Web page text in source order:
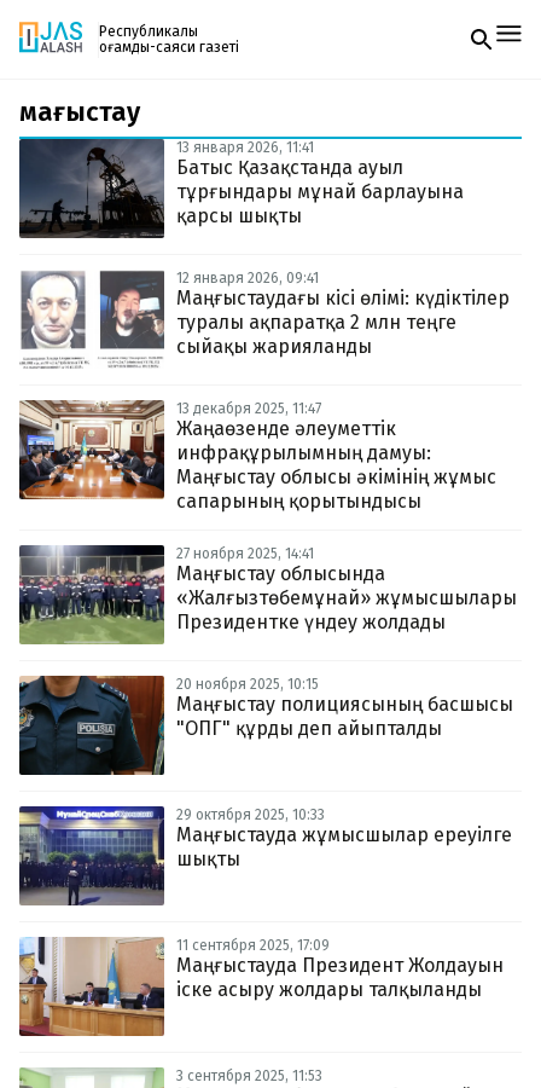
Республикалық
қоғамдық-саяси газеті
Жаңалықтар
Спорт
Руханият
Аймақ
Архив
Заң және тәртіп
Редакциямен байланыс
+7 708 604 51 06
Жарнама бөлімі
Пошта
zhasalash100@gmail.com
Газетке жазылу
PDF форматтағы газетті ай сайын электронды
поштаңызға алып отырыңыз. Жаңа нөмір
шыққан сәтте сізге бірден жіберіледі. Тек email
маңғыстау
13 января 2026, 11:41
Батыс Қазақстанда ауыл
тұрғындары мұнай барлауына
қарсы шықты
12 января 2026, 09:41
Маңғыстаудағы кісі өлімі: күдіктілер
туралы ақпаратқа 2 млн теңге
сыйақы жарияланды
13 декабря 2025, 11:47
Жаңаөзенде әлеуметтік
инфрақұрылымның дамуы:
Маңғыстау облысы әкімінің жұмыс
сапарының қорытындысы
27 ноября 2025, 14:41
Маңғыстау облысында
«Жалғызтөбемұнай» жұмысшылары
Президентке үндеу жолдады
20 ноября 2025, 10:15
Маңғыстау полициясының басшысы
"ОПГ" құрды деп айыпталды
29 октября 2025, 10:33
Маңғыстауда жұмысшылар ереуілге
шықты
11 сентября 2025, 17:09
Маңғыстауда Президент Жолдауын
іске асыру жолдары талқыланды
3 сентября 2025, 11:53